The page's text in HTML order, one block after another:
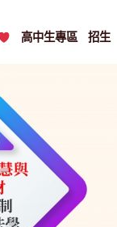
高中生專區 招生